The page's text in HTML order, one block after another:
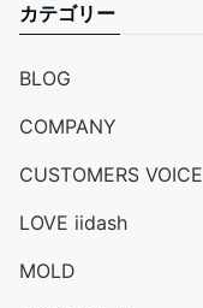
カテゴリー
BLOG
COMPANY
CUSTOMERS VOICE
LOVE iidash
MOLD